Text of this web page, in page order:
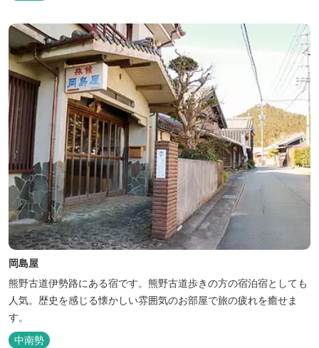
の“HACIENDA”は、スペイン語で荘園の主の館を...
岡島屋
熊野古道伊勢路にある宿です。熊野古道歩きの方の宿泊宿としても
人気。歴史を感じる懐かしい雰囲気のお部屋で旅の疲れを癒せま
す。
中南勢